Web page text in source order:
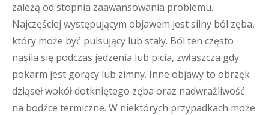
zależą od stopnia zaawansowania problemu.
Najczęściej występującym objawem jest silny ból zęba,
który może być pulsujący lub stały. Ból ten często
nasila się podczas jedzenia lub picia, zwłaszcza gdy
pokarm jest gorący lub zimny. Inne objawy to obrzęk
dziąseł wokół dotkniętego zęba oraz nadwrażliwość
na bodźce termiczne. W niektórych przypadkach może